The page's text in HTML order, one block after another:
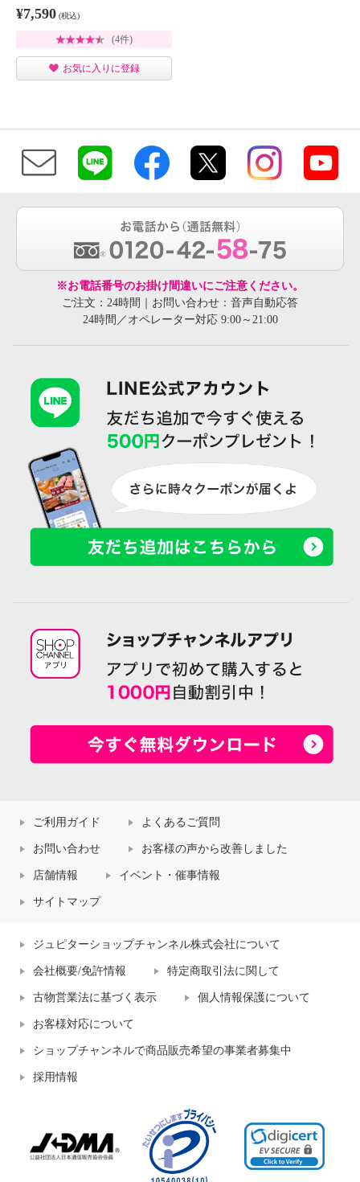
¥7,590 (税込)
(4件)
お気に入りに登録
※お電話番号のお掛け間違いにご注意ください。
ご注文：24時間｜お問い合わせ：音声自動応答
24時間／オペレーター対応 9:00～21:00
ご利用ガイド よくあるご質問
お問い合わせ お客様の声から改善しました
店舗情報 イベント・催事情報
サイトマップ
ジュピターショップチャンネル株式会社について
会社概要/免許情報 特定商取引法に関して
古物営業法に基づく表示 個人情報保護について
お客様対応について
ショップチャンネルで商品販売希望の事業者募集中
採用情報